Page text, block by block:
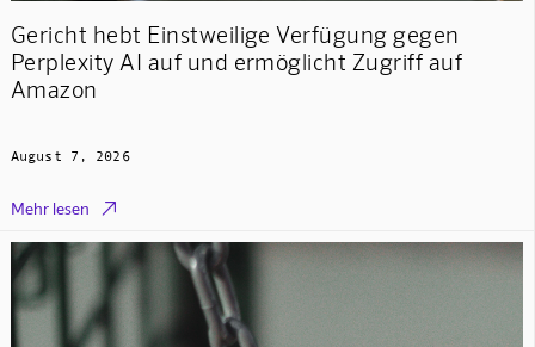
Gericht hebt Einstweilige Verfügung gegen
Perplexity AI auf und ermöglicht Zugriff auf
Amazon
August 7, 2026
Mehr lesen 